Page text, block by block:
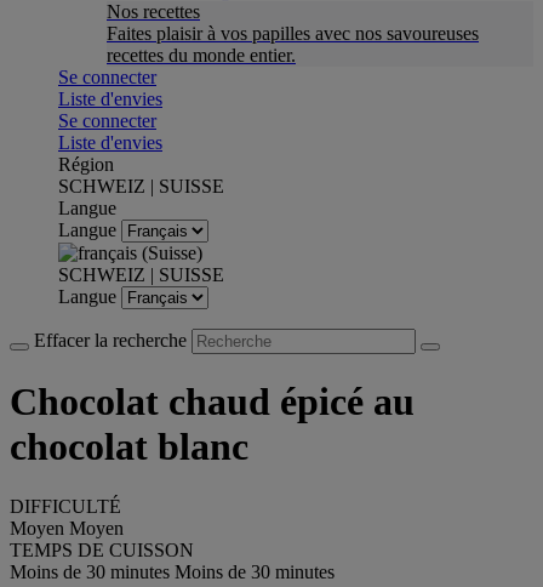
Nos recettes
Faites plaisir à vos papilles avec nos savoureuses
recettes du monde entier.
Se connecter
Liste d'envies
Se connecter
Liste d'envies
Région
SCHWEIZ | SUISSE
Langue
Langue
SCHWEIZ | SUISSE
Langue
Effacer la recherche
Chocolat chaud épicé au
chocolat blanc
DIFFICULTÉ
Moyen Moyen
TEMPS DE CUISSON
Moins de 30 minutes Moins de 30 minutes